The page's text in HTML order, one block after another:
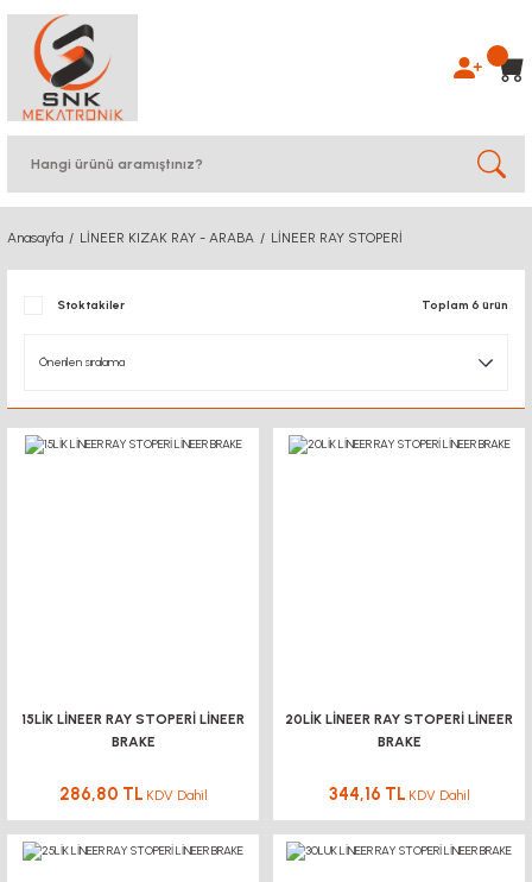
Anasayfa LİNEER KIZAK RAY - ARABA LİNEER RAY STOPERİ
Stoktakiler Toplam 6 ürün
15LİK LİNEER RAY STOPERİ LİNEER
BRAKE
286,80 TL KDV Dahil
20LİK LİNEER RAY STOPERİ LİNEER
BRAKE
344,16 TL KDV Dahil